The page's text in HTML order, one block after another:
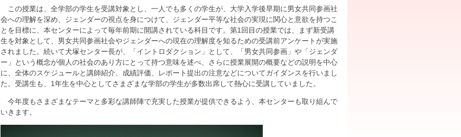
この授業は、全学部の学生を受講対象とし、一人でも多くの学生が、大学入学後早期に男女共同参画社
会への理解を深め、ジェンダーの視点を身につけて、ジェンダー平等な社会の実現に関心と意欲を持つこ
とを目標に、本センターによって毎年前期に開講されている科目です。第1回目の授業では、まず新受講
生を対象として、男女共同参画社会やジェンダーへの現在の理解度を知るための受講前アンケートが実施
されました。続いて犬塚センター長が、「イントロダクション」として、「男女共同参画」や「ジェンダ
ー」という概念が個人の社会のあり方にとって持つ意味を述べ、さらに授業展開の概要などの説明を中心
に、全体のスケジュールと講師紹介、成績評価、レポート提出の注意などについてガイダンスを行いまし
た。受講生も、1年生を中心としてさまざまな学部の学生が多数出席して熱心に受講していました。
今年度もさまざまなテーマと多彩な講師陣で充実した授業が提供できるよう、本センターも取り組んで
いきます。